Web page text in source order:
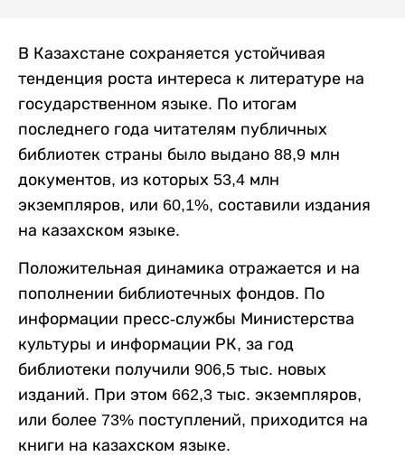
В Казахстане сохраняется устойчивая
тенденция роста интереса к литературе на
государственном языке. По итогам
последнего года читателям публичных
библиотек страны было выдано 88,9 млн
документов, из которых 53,4 млн
экземпляров, или 60,1%, составили издания
на казахском языке.
Положительная динамика отражается и на
пополнении библиотечных фондов. По
информации пресс-службы Министерства
культуры и информации РК, за год
библиотеки получили 906,5 тыс. новых
изданий. При этом 662,3 тыс. экземпляров,
или более 73% поступлений, приходится на
книги на казахском языке.